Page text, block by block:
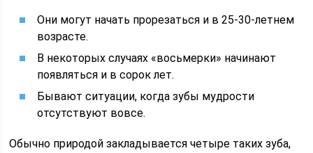
Они могут начать прорезаться и в 25-30-летнем
возрасте.
В некоторых случаях «восьмерки» начинают
появляться и в сорок лет.
Бывают ситуации, когда зубы мудрости
отсутствуют вовсе.
Обычно природой закладывается четыре таких зуба,